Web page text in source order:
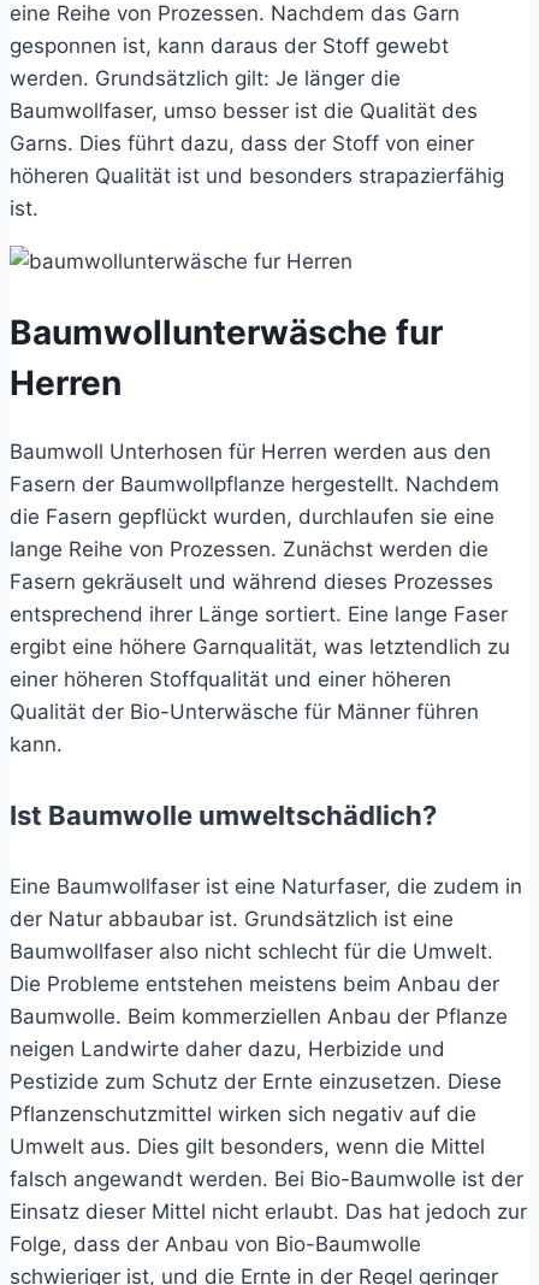
eine Reihe von Prozessen. Nachdem das Garn
gesponnen ist, kann daraus der Stoff gewebt
werden. Grundsätzlich gilt: Je länger die
Baumwollfaser, umso besser ist die Qualität des
Garns. Dies führt dazu, dass der Stoff von einer
höheren Qualität ist und besonders strapazierfähig
ist.
Baumwollunterwäsche fur
Herren
Baumwoll Unterhosen für Herren werden aus den
Fasern der Baumwollpflanze hergestellt. Nachdem
die Fasern gepflückt wurden, durchlaufen sie eine
lange Reihe von Prozessen. Zunächst werden die
Fasern gekräuselt und während dieses Prozesses
entsprechend ihrer Länge sortiert. Eine lange Faser
ergibt eine höhere Garnqualität, was letztendlich zu
einer höheren Stoffqualität und einer höheren
Qualität der Bio-Unterwäsche für Männer führen
kann.
Ist Baumwolle umweltschädlich?
Eine Baumwollfaser ist eine Naturfaser, die zudem in
der Natur abbaubar ist. Grundsätzlich ist eine
Baumwollfaser also nicht schlecht für die Umwelt.
Die Probleme entstehen meistens beim Anbau der
Baumwolle. Beim kommerziellen Anbau der Pflanze
neigen Landwirte daher dazu, Herbizide und
Pestizide zum Schutz der Ernte einzusetzen. Diese
Pflanzenschutzmittel wirken sich negativ auf die
Umwelt aus. Dies gilt besonders, wenn die Mittel
falsch angewandt werden. Bei Bio-Baumwolle ist der
Einsatz dieser Mittel nicht erlaubt. Das hat jedoch zur
Folge, dass der Anbau von Bio-Baumwolle
schwieriger ist, und die Ernte in der Regel geringer